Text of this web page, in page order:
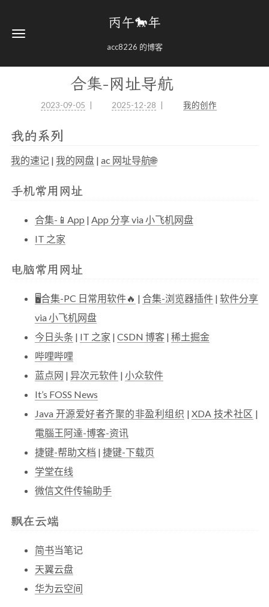
丙午🐎年
acc8226 的博客
合集-网址导航
2023-09-05 2025-12-28 我的创作
我的系列
我的速记 | 我的网盘 | ac 网址导航🌐
手机常用网址
合集-📱App | App 分享 via 小飞机网盘
IT 之家
电脑常用网址
🖥合集-PC 日常用软件🔥 | 合集-浏览器插件 | 软件分享
via 小飞机网盘
今日头条 | IT 之家 | CSDN 博客 | 稀土掘金
哔哩哔哩
蓝点网 | 异次元软件 | 小众软件
It’s FOSS News
Java 开源爱好者齐聚的非盈利组织 | XDA 技术社区 |
電腦王阿達-博客-资讯
捷键-帮助文档 | 捷键-下载页
学堂在线
微信文件传输助手
飘在云端
简书当笔记
天翼云盘
华为云空间